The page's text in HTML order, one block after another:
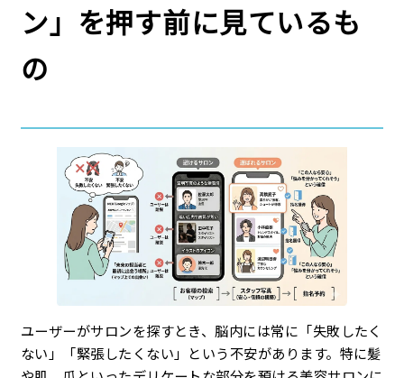
ン」を押す前に見ているも
の
ユーザーがサロンを探すとき、脳内には常に「失敗したく
ない」「緊張したくない」という不安があります。特に髪